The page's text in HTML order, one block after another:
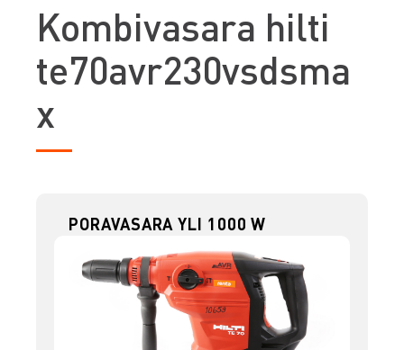
Kombivasara hilti
te70avr230vsdsma
x
PORAVASARA YLI 1000 W